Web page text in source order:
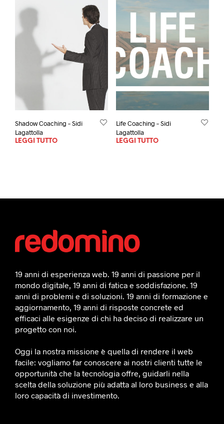
Shadow Coaching – Sidi
Lagattolla
LEGGI TUTTO
Life Coaching – Sidi
Lagattolla
LEGGI TUTTO
19 anni di esperienza web. 19 anni di passione per il
mondo digitale, 19 anni di fatica e soddisfazione. 19
anni di problemi e di soluzioni. 19 anni di formazione e
aggiornamento, 19 anni di risposte concrete ed
efficaci alle esigenze di chi ha deciso di realizzare un
progetto con noi.
Oggi la nostra missione è quella di rendere il web
facile: vogliamo far conoscere ai nostri clienti tutte le
opportunità che la tecnologia offre, guidarli nella
scelta della soluzione più adatta al loro business e alla
loro capacità di investimento.